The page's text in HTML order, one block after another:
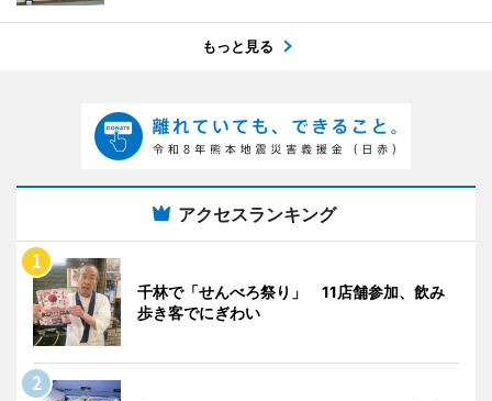
もっと見る
アクセスランキング
千林で「せんべろ祭り」 11店舗参加、飲み
歩き客でにぎわい